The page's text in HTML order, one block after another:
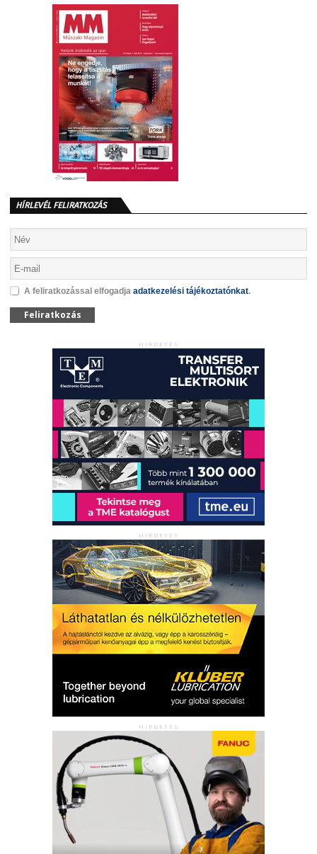
HÍRLEVÉL FELIRATKOZÁS
A feliratkozással elfogadja adatkezelési tájékoztatónkat.
Feliratkozás
HIRDETÉS
HIRDETÉS
HIRDETÉS